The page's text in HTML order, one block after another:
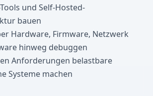
und Self-Hosted-
bauen
Hardware, Firmware, Netzwerk
hinweg debuggen
Anforderungen belastbare
Systeme machen